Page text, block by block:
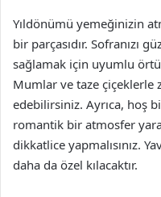
Yıldönümü yemeğinizin
bir parçasıdır. Sofranızı
sağlamak için uyumlu
Mumlar ve taze
edebilirsiniz. Ayrıca, hoş
romantik bir atmosfer
dikkatlice yapmalısınız.
daha da özel kılacaktır.